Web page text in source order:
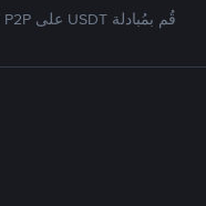
قُم بمُبادلة USDT على Binance P2P. اعثر على أفضل العروض أدناه لشراء وبيع Tether